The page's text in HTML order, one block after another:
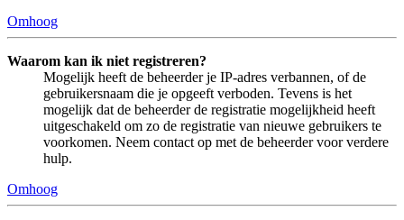
Omhoog
Waarom kan ik niet registreren?
Mogelijk heeft de beheerder je IP-adres verbannen, of de
gebruikersnaam die je opgeeft verboden. Tevens is het
mogelijk dat de beheerder de registratie mogelijkheid heeft
uitgeschakeld om zo de registratie van nieuwe gebruikers te
voorkomen. Neem contact op met de beheerder voor verdere
hulp.
Omhoog